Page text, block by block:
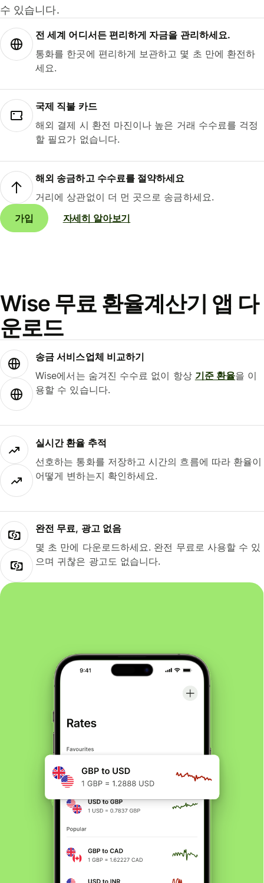
수 있습니다.
전 세계 어디서든 편리하게 자금을 관리하세요.
통화를 한곳에 편리하게 보관하고 몇 초 만에 환전하
세요.
국제 직불 카드
해외 결제 시 환전 마진이나 높은 거래 수수료를 걱정
할 필요가 없습니다.
해외 송금하고 수수료를 절약하세요
거리에 상관없이 더 먼 곳으로 송금하세요.
가입
자세히 알아보기
Wise 무료 환율계산기 앱 다
운로드
송금 서비스업체 비교하기
Wise에서는 숨겨진 수수료 없이 항상 기준 환율을 이
용할 수 있습니다.
실시간 환율 추적
선호하는 통화를 저장하고 시간의 흐름에 따라 환율이
어떻게 변하는지 확인하세요.
완전 무료, 광고 없음
몇 초 만에 다운로드하세요. 완전 무료로 사용할 수 있
으며 귀찮은 광고도 없습니다.